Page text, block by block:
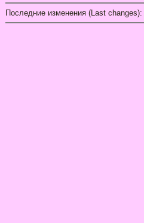
Последние изменения (Last changes):